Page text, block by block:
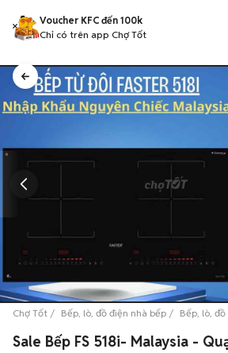
Voucher KFC đến 100k
Chỉ có trên app Chợ Tốt
Chợ Tốt Bếp, lò, đồ điện nhà bếp Bếp, lò,
Sale Bếp FS 518i- Malaysia -